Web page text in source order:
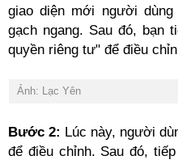
giao diện mới người
gạch ngang. Sau đó, bạn
quyền riêng tư" để điều
Ảnh: Lạc Yên
Bước 2: Lúc này, người
để điều chỉnh. Sau đó,